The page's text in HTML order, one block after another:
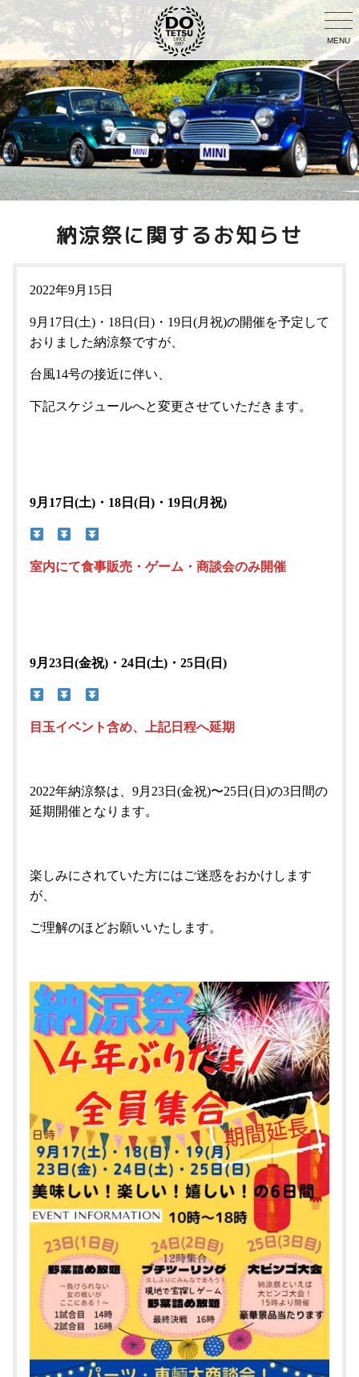
MENU
納涼祭に関するお知らせ
2022年9月15日
9月17日(土)・18日(日)・19日(月祝)の開催を予定して
おりました納涼祭ですが、
台風14号の接近に伴い、
下記スケジュールへと変更させていただきます。
9月17日(土)・18日(日)・19日(月祝)
室内にて食事販売・ゲーム・商談会のみ開催
9月23日(金祝)・24日(土)・25日(日)
目玉イベント含め、上記日程へ延期
2022年納涼祭は、9月23日(金祝)〜25日(日)の3日間の
延期開催となります。
楽しみにされていた方にはご迷惑をおかけします
が、
ご理解のほどお願いいたします。